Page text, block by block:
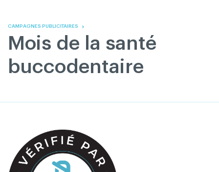
CAMPAGNES PUBLICITAIRES
Mois de la santé
buccodentaire